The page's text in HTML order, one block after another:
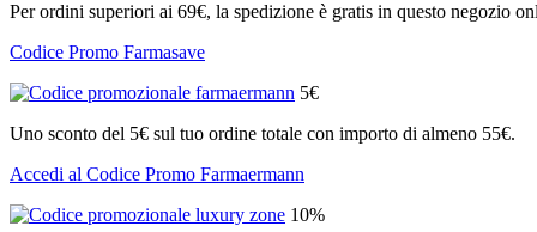
Per ordini superiori ai 69€, la spedizione è gratis in questo negozio
Codice Promo Farmasave
5€
Uno sconto del 5€ sul tuo ordine totale con importo di almeno 55€.
Accedi al Codice Promo Farmaermann
10%